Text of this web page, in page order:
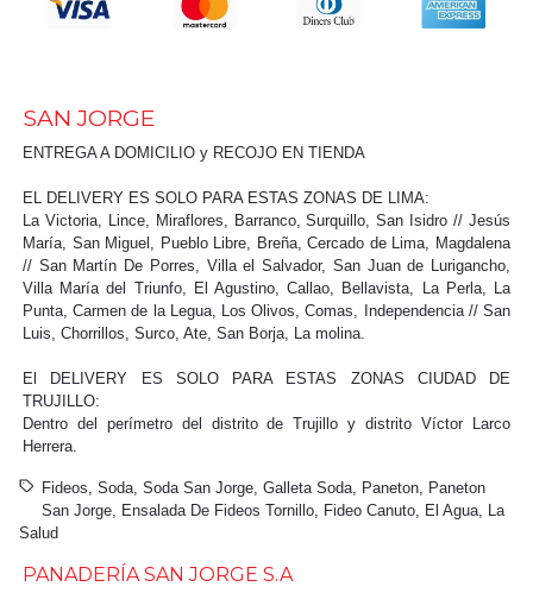
SAN JORGE
ENTREGA A DOMICILIO y RECOJO EN TIENDA
EL DELIVERY ES SOLO PARA ESTAS ZONAS DE LIMA:
La Victoria, Lince, Miraflores, Barranco, Surquillo, San Isidro // Jesús
María, San Miguel, Pueblo Libre, Breña, Cercado de Lima, Magdalena
// San Martín De Porres, Villa el Salvador, San Juan de Lurigancho,
Villa María del Triunfo, El Agustino, Callao, Bellavista, La Perla, La
Punta, Carmen de la Legua, Los Olivos, Comas, Independencia // San
Luis, Chorrillos, Surco, Ate, San Borja, La molina.
El DELIVERY ES SOLO PARA ESTAS ZONAS CIUDAD DE
TRUJILLO:
Dentro del perímetro del distrito de Trujillo y distrito Víctor Larco
Herrera.
Fideos Soda Soda San Jorge Galleta Soda Paneton
Paneton
San Jorge
Ensalada De Fideos Tornillo Fideo Canuto El Agua
La
Salud
PANADERÍA SAN JORGE S.A